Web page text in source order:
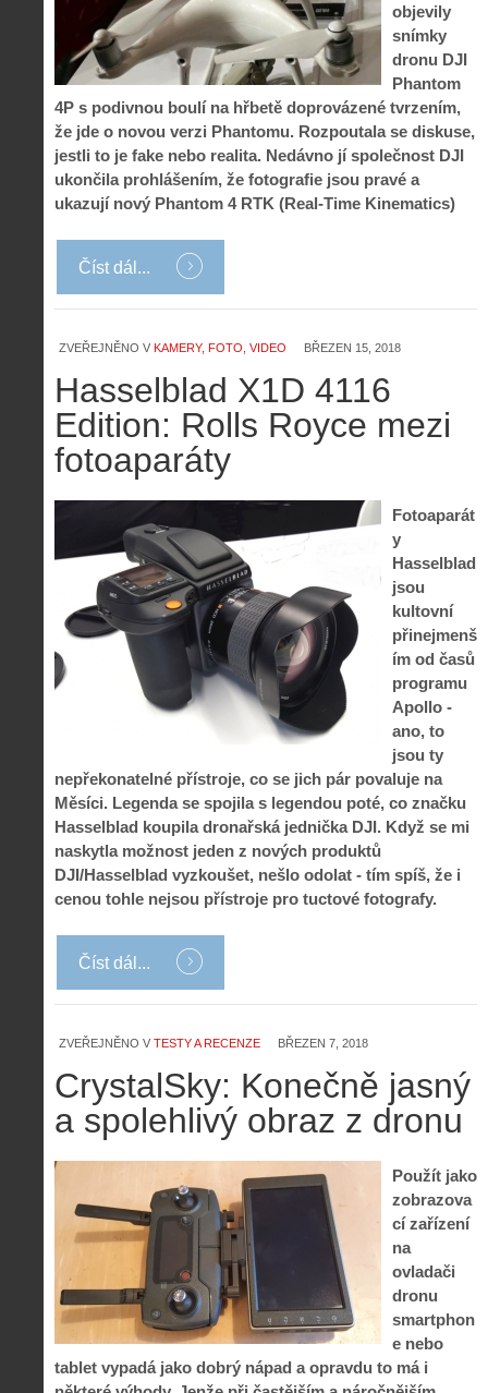
objevily
snímky
dronu DJI
Phantom
4P s podivnou boulí na hřbetě doprovázené tvrzením,
že jde o novou verzi Phantomu. Rozpoutala se diskuse,
jestli to je fake nebo realita. Nedávno jí společnost DJI
ukončila prohlášením, že fotografie jsou pravé a
ukazují nový Phantom 4 RTK (Real-Time Kinematics)
Číst dál...
ZVEŘEJNĚNO V KAMERY, FOTO, VIDEO BŘEZEN 15, 2018
Hasselblad X1D 4116
Edition: Rolls Royce mezi
fotoaparáty
Fotoaparát
y
Hasselblad
jsou
kultovní
přinejmenš
ím od časů
programu
Apollo -
ano, to
jsou ty
nepřekonatelné přístroje, co se jich pár povaluje na
Měsíci. Legenda se spojila s legendou poté, co značku
Hasselblad koupila dronařská jednička DJI. Když se mi
naskytla možnost jeden z nových produktů
DJI/Hasselblad vyzkoušet, nešlo odolat - tím spíš, že i
cenou tohle nejsou přístroje pro tuctové fotografy.
Číst dál...
ZVEŘEJNĚNO V TESTY A RECENZE BŘEZEN 7, 2018
CrystalSky: Konečně jasný
a spolehlivý obraz z dronu
Použít jako
zobrazova
cí zařízení
na
ovladači
dronu
smartphon
e nebo
tablet vypadá jako dobrý nápad a opravdu to má i